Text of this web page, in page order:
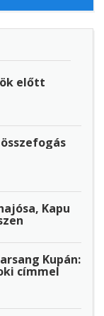
előtt
Kapu
Kupán:
címmel